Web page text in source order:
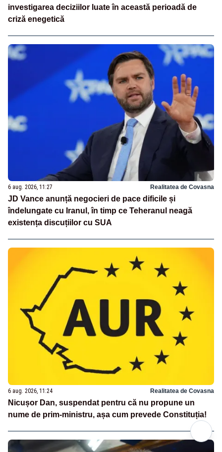
investigarea deciziilor luate în această perioadă de
criză enegetică
6 aug. 2026, 11:27 Realitatea de Covasna
JD Vance anunță negocieri de pace dificile și
îndelungate cu Iranul, în timp ce Teheranul neagă
existența discuțiilor cu SUA
6 aug. 2026, 11:24 Realitatea de Covasna
Nicușor Dan, suspendat pentru că nu propune un
nume de prim-ministru, așa cum prevede Constituția!